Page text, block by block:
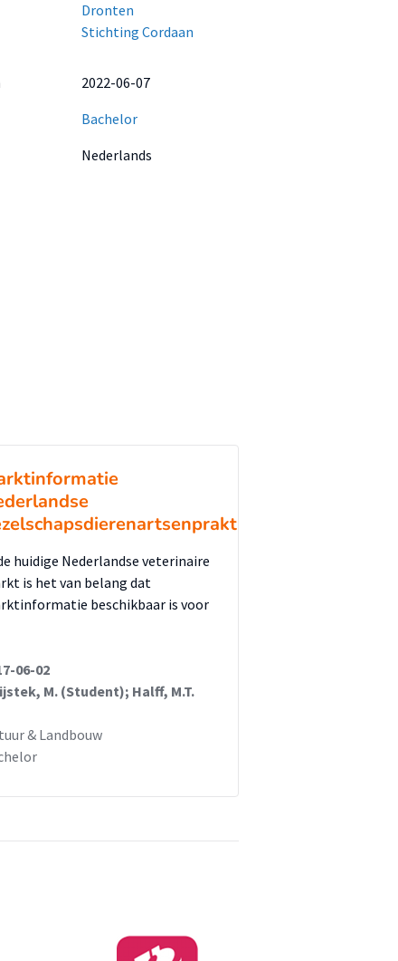
Dronten
Stichting Cordaan
2022-06-07
Bachelor
Nederlands
huidige Nederlandse veterinaire
is het van belang dat
beschikbaar is voor
06-02
M. (Student); Halff, M.T.
& Landbouw